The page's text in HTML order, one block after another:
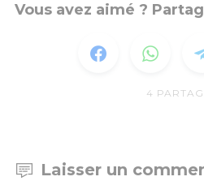
Vous avez aimé ?
4
Laisser un